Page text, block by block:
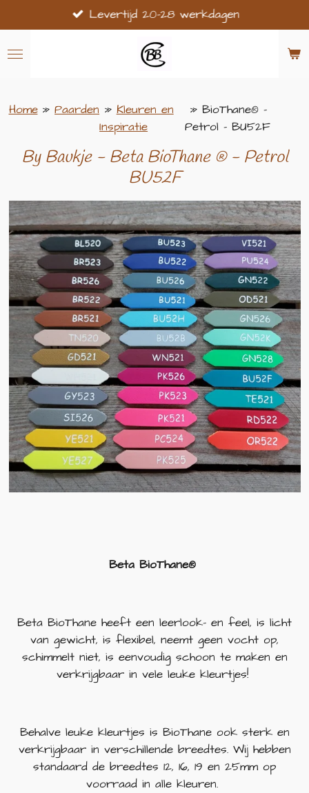
direct
naar
Levertijd 20-28 werkdagen
Home » Paarden » Kleuren en
Inspiratie
» BioThane® -
Petrol - BU52F
By Baukje - Beta BioThane ® - Petrol
BU52F
Beta BioThane®
Beta BioThane heeft een leerlook- en feel, is licht
van gewicht, is flexibel, neemt geen vocht op,
schimmelt niet, is eenvoudig schoon te maken en
verkrijgbaar in vele leuke kleurtjes!
Behalve leuke kleurtjes is BioThane ook sterk en
verkrijgbaar in verschillende breedtes. Wij hebben
standaard de breedtes 12, 16, 19 en 25mm op
voorraad in alle kleuren.